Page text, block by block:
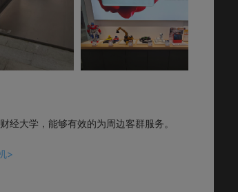
大学，能够有效的为周边客群服务。
>